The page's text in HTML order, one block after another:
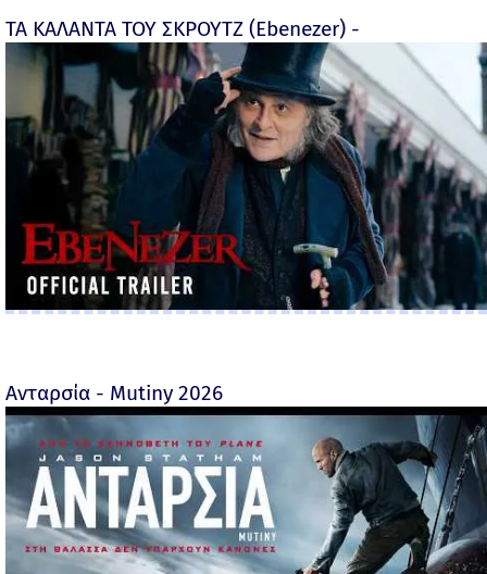
ΤΑ ΚΑΛΑΝΤΑ ΤΟΥ ΣΚΡΟΥΤΖ (Ebenezer) -
Ανταρσία - Mutiny 2026